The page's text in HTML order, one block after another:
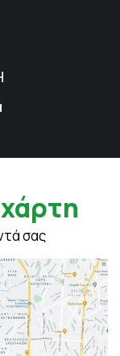
χάρτη
σας